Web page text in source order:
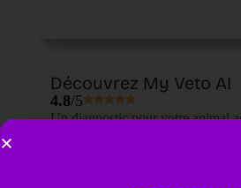
Découvrez My Veto AI
4.8/5
Un diagnostic pour votre animal